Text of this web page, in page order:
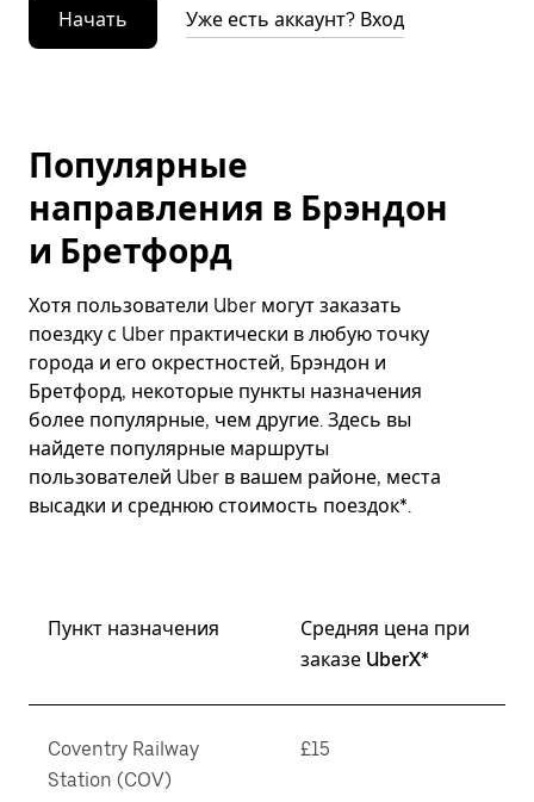
Начать Уже есть аккаунт? Вход
Популярные
направления в Брэндон
и Бретфорд
Хотя пользователи Uber могут заказать
поездку с Uber практически в любую точку
города и его окрестностей, Брэндон и
Бретфорд, некоторые пункты назначения
более популярные, чем другие. Здесь вы
найдете популярные маршруты
пользователей Uber в вашем районе, места
высадки и среднюю стоимость поездок*.
Пункт назначения
Средняя цена при
заказе UberX*
Coventry Railway
Station (COV)
£15